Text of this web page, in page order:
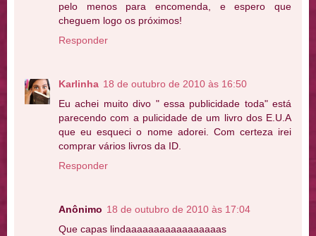
pelo menos para encomenda, e espero que
cheguem logo os próximos!
Responder
Karlinha 18 de outubro de 2010 às 16:50
Eu achei muito divo " essa publicidade toda" está
parecendo com a pulicidade de um livro dos E.U.A
que eu esqueci o nome adorei. Com certeza irei
comprar vários livros da ID.
Responder
Anônimo 18 de outubro de 2010 às 17:04
Que capas lindaaaaaaaaaaaaaaaaas